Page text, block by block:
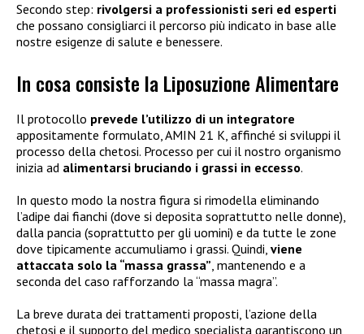
Secondo step: rivolgersi a professionisti seri ed esperti
che possano consigliarci il percorso più indicato in base alle
nostre esigenze di salute e benessere.
In cosa consiste la Liposuzione Alimentare
Il protocollo prevede l’utilizzo di un integratore
appositamente formulato, AMIN 21 K, affinché si sviluppi il
processo della chetosi. Processo per cui il nostro organismo
inizia ad alimentarsi bruciando i grassi in eccesso.
In questo modo la nostra figura si rimodella eliminando
l’adipe dai fianchi (dove si deposita soprattutto nelle donne),
dalla pancia (soprattutto per gli uomini) e da tutte le zone
dove tipicamente accumuliamo i grassi. Quindi, viene
attaccata solo la “massa grassa” , mantenendo e a
seconda del caso rafforzando la “massa magra”.
La breve durata dei trattamenti proposti, l’azione della
chetosi e il supporto del medico specialista garantiscono un